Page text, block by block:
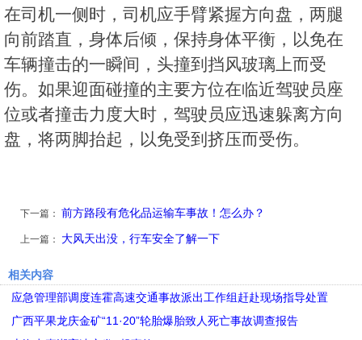
在司机一侧时，司机应手臂紧握方向盘，两腿
向前踏直，身体后倾，保持身体平衡，以免在
车辆撞击的一瞬间，头撞到挡风玻璃上而受
伤。如果迎面碰撞的主要方位在临近驾驶员座
位或者撞击力度大时，驾驶员应迅速躲离方向
盘，将两脚抬起，以免受到挤压而受伤。
下一篇： 前方路段有危化品运输车事故！怎么办？
上一篇： 大风天出没，行车安全了解一下
相关内容
应急管理部调度连霍高速交通事故派出工作组赶赴现场指导处置
广西平果龙庆金矿“11·20”轮胎爆胎致人死亡事故调查报告